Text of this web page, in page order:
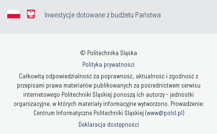
Inwestycje dotowane z budżetu Państwa
© Politechnika Śląska
Polityka prywatności
Całkowitą odpowiedzialność za poprawność, aktualność i zgodność z
przepisami prawa materiałów publikowanych za pośrednictwem serwisu
internetowego Politechniki Śląskiej ponoszą ich autorzy - jednostki
organizacyjne, w których materiały informacyjne wytworzono. Prowadzenie:
Centrum Informatyczne Politechniki Śląskiej (www@polsl.pl)
Deklaracja dostępności